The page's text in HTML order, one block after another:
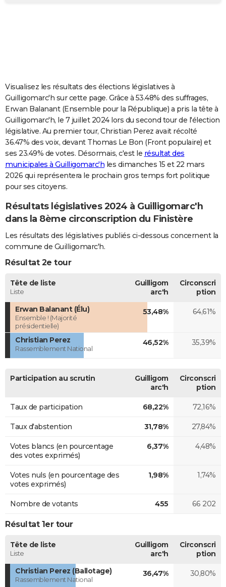
Carte de Noël
Carte Bonne année
Carte Saint-Valentin
Carte Pâques
Carte d'anniversaire
DICTIONNAIRE
Dictionnaire
Biographies
Citations
Expressions
Proverbes
COPAINS D'AVANT
S'inscrire
Se connecter
Lycées
Collèges
Primaires
Universités
Entreprises
Service militaire
Avis de recherche
AVIS DE DÉCÈS
FORUM
Visualisez les résultats des élections législatives à
Guilligomarc'h sur cette page. Grâce à 53.48% des suffrages,
Erwan Balanant (Ensemble pour la République) a pris la tête à
Guilligomarc'h, le 7 juillet 2024 lors du second tour de l'élection
législative. Au premier tour, Christian Perez avait récolté
36.47% des voix, devant Thomas Le Bon (Front populaire) et
ses 23.49% de votes. Désormais, c'est le résultat des
municipales à Guilligomarc'h les dimanches 15 et 22 mars
2026 qui représentera le prochain gros temps fort politique
pour ses citoyens.
Résultats législatives 2024 à Guilligomarc'h
dans la 8ème circonscription du Finistère
Les résultats des législatives publiés ci-dessous concernent la
commune de Guilligomarc'h.
Résultat 2e tour
Tête de liste
Liste
Guilligom
arc'h
Circonscri
ption
Erwan Balanant (Élu)
Ensemble ! (Majorité
présidentielle)
53,48% 64,61%
Christian Perez
Rassemblement National
46,52% 35,39%
Participation au scrutin
Guilligom
arc'h
Circonscri
ption
Taux de participation 68,22% 72,16%
Taux d'abstention 31,78% 27,84%
Votes blancs (en pourcentage
des votes exprimés)
6,37% 4,48%
Votes nuls (en pourcentage des
votes exprimés)
1,98% 1,74%
Nombre de votants 455 66 202
Résultat 1er tour
Tête de liste
Liste
Guilligom
arc'h
Circonscri
ption
Christian Perez (Ballotage)
Rassemblement National
36,47% 30,80%